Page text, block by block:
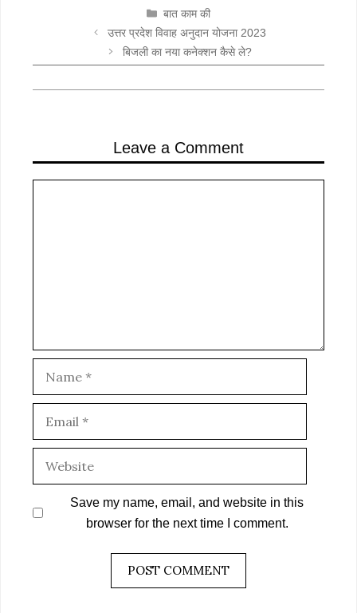
CATEGORIES
बात काम की
उत्तर प्रदेश विवाह अनुदान योजना 2023
बिजली का नया कनेक्शन कैसे ले?
Leave a Comment
Save my name, email, and website in this
browser for the next time I comment.